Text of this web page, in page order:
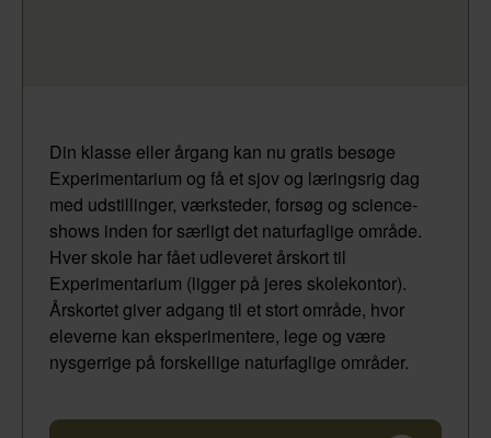
Din klasse eller årgang kan nu gratis besøge
Experimentarium og få et sjov og læringsrig dag
med udstillinger, værksteder, forsøg og science-
shows inden for særligt det naturfaglige område.
Hver skole har fået udleveret årskort til
Experimentarium (ligger på jeres skolekontor).
Årskortet giver adgang til et stort område, hvor
eleverne kan eksperimentere, lege og være
nysgerrige på forskellige naturfaglige områder.